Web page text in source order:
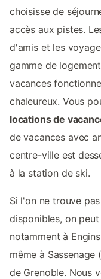
choisisse de
accès aux pistes.
d'amis et les
gamme de
vacances
chaleureux. Vous
locations de
de vacances avec
centre-ville est
à la station de ski.
Si l'on ne trouve
disponibles, on
notamment à
même à
de Grenoble. Nous